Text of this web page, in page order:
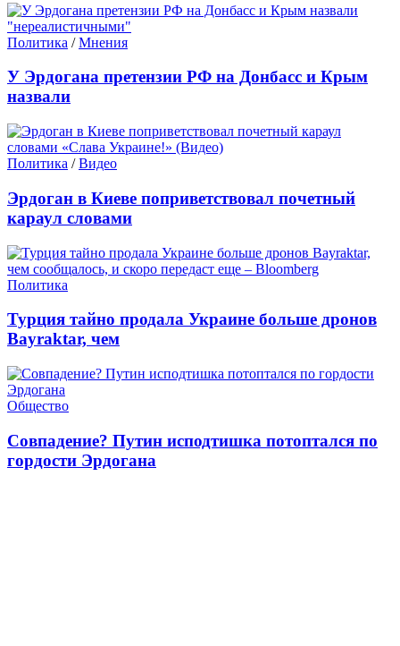
Политика /Мнения
У Эрдогана претензии РФ на Донбасс и Крым
назвали
Политика /Видео
Эрдоган в Киеве поприветствовал почетный
караул словами
Политика
Турция тайно продала Украине больше дронов
Bayraktar, чем
Общество
Совпадение? Путин исподтишка потоптался по
гордости Эрдогана